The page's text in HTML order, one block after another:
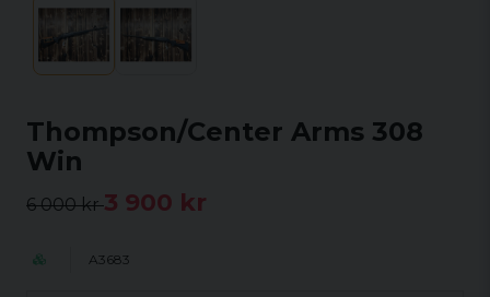
Thompson/Center Arms 308
Win
6 000 kr3 900 kr
A3683